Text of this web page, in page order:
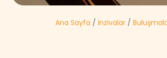
Ana Sayfa / İnzivalar /